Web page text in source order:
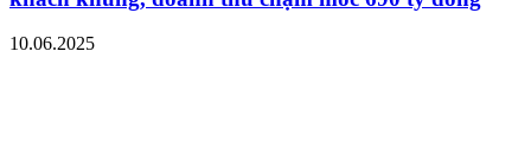
10.06.2025